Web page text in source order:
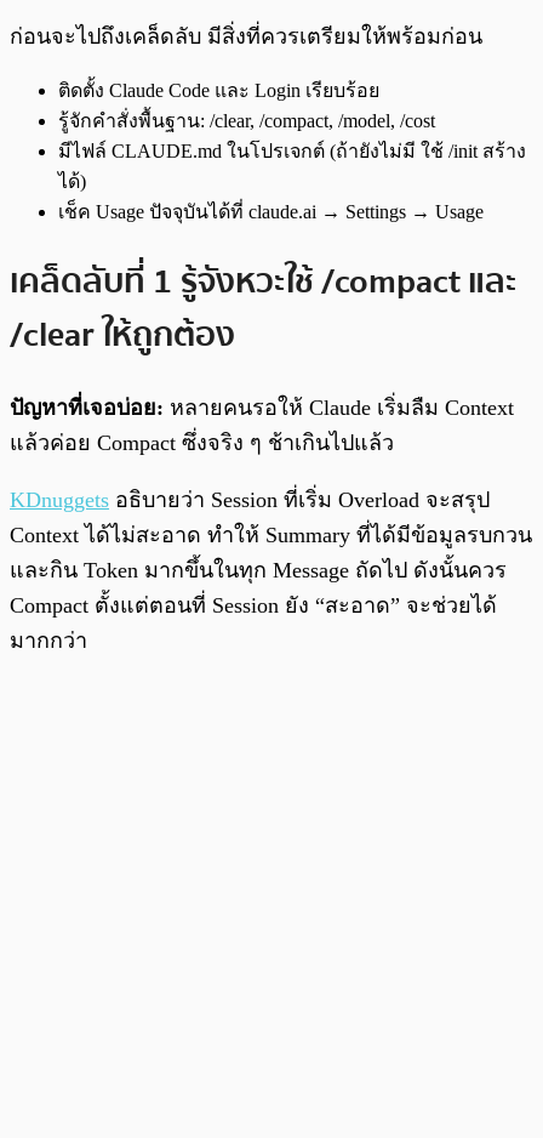
ก่อนจะไปถึงเคล็ดลับ มีสิ่งที่ควรเตรียมให้พร้อมก่อน
ติดตั้ง Claude Code และ Login เรียบร้อย
รู้จักคำสั่งพื้นฐาน: /clear, /compact, /model, /cost
มีไฟล์ CLAUDE.md ในโปรเจกต์ (ถ้ายังไม่มี ใช้ /init สร้าง
ได้)
เช็ค Usage ปัจจุบันได้ที่ claude.ai → Settings → Usage
เคล็ดลับที่ 1 รู้จังหวะใช้ /compact และ
/clear ให้ถูกต้อง
ปัญหาที่เจอบ่อย: หลายคนรอให้ Claude เริ่มลืม Context
แล้วค่อย Compact ซึ่งจริง ๆ ช้าเกินไปแล้ว
KDnuggets อธิบายว่า Session ที่เริ่ม Overload จะสรุป
Context ได้ไม่สะอาด ทำให้ Summary ที่ได้มีข้อมูลรบกวน
และกิน Token มากขึ้นในทุก Message ถัดไป ดังนั้นควร
Compact ตั้งแต่ตอนที่ Session ยัง “สะอาด” จะช่วยได้
มากกว่า